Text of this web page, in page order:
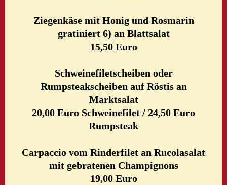
Ziegenkäse mit Honig und Rosmarin
gratiniert 6) an Blattsalat
15,50 Euro
Schweinefiletscheiben oder
Rumpsteakscheiben auf Röstis an
Marktsalat
20,00 Euro Schweinefilet / 24,50 Euro
Rumpsteak
Carpaccio vom Rinderfilet an Rucolasalat
mit gebratenen Champignons
19,00 Euro